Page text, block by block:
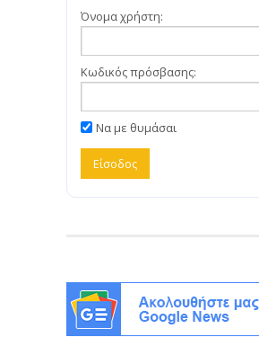
Όνομα χρήστη:
Κωδικός πρόσβασης:
Να με θυμάσαι